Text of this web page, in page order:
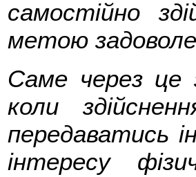
самостійно
метою
Саме через це
коли
передаватись
інтересу